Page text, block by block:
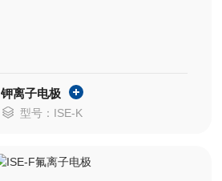
钾离子电极
型号：ISE-K